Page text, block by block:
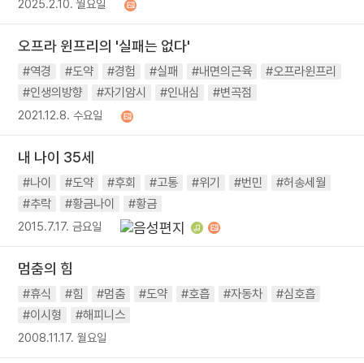
2025.2.10. 월요일
오프라 윈프리의 '실패는 없다'
#역경 #도약 #경험 #실패 #내면의근육
#오프라윈프리
#인생의방향
#자기암시 #인내심 #변곡점
2021.12.8. 수요일
내 나이 35세
#나이 #도약 #후회 #고통 #위기 #번민
#허송세월
#추락
#황금나이 #황금
2015.7.17. 금요일
멈춤의 힘
#휴식 #힘 #멈춤 #도약 #호흡 #자동차
#심호흡
#이시형
#해피니스
2008.11.17. 월요일